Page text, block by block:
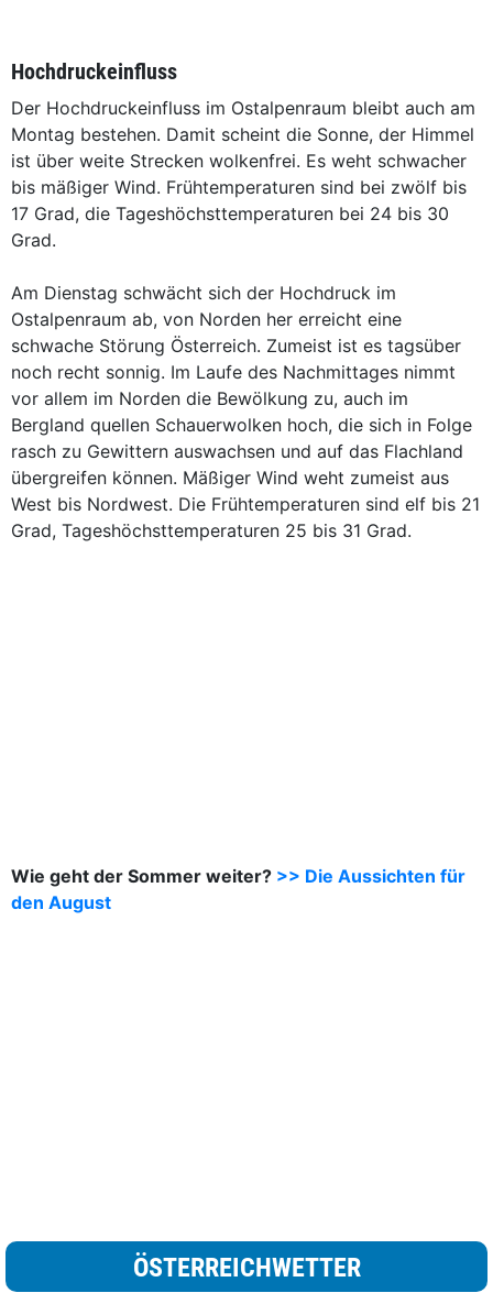
Hochdruckeinfluss
Der Hochdruckeinfluss im Ostalpenraum bleibt auch am
Montag bestehen. Damit scheint die Sonne, der Himmel
ist über weite Strecken wolkenfrei. Es weht schwacher
bis mäßiger Wind. Frühtemperaturen sind bei zwölf bis
17 Grad, die Tageshöchsttemperaturen bei 24 bis 30
Grad.
Am Dienstag schwächt sich der Hochdruck im
Ostalpenraum ab, von Norden her erreicht eine
schwache Störung Österreich. Zumeist ist es tagsüber
noch recht sonnig. Im Laufe des Nachmittages nimmt
vor allem im Norden die Bewölkung zu, auch im
Bergland quellen Schauerwolken hoch, die sich in Folge
rasch zu Gewittern auswachsen und auf das Flachland
übergreifen können. Mäßiger Wind weht zumeist aus
West bis Nordwest. Die Frühtemperaturen sind elf bis 21
Grad, Tageshöchsttemperaturen 25 bis 31 Grad.
Wie geht der Sommer weiter? >> Die Aussichten für
den August
ÖSTERREICHWETTER